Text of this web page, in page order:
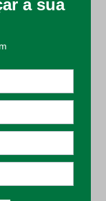
favo;
utilizar;
temperatura